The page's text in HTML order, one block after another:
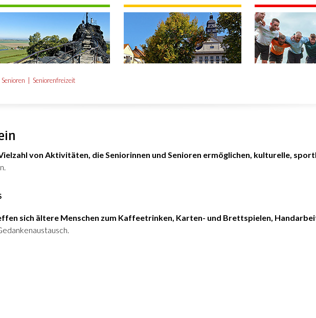
Senioren
Seniorenfreizeit
von Aktivitäten, die Seniorinnen und Senioren ermöglichen, kulturelle,
sich ältere Menschen zum Kaffeetrinken, Karten- und Brettspielen,